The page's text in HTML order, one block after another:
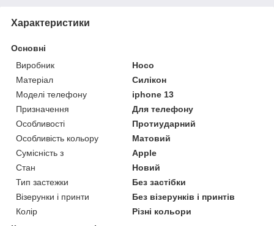
Характеристики
Основні
Виробник
Hoco
Матеріал
Силікон
Моделі телефону
iphone 13
Призначення
Для телефону
Особливості
Протиударний
Особливість кольору
Матовий
Сумісність з
Apple
Стан
Новий
Тип застежки
Без застібки
Візерунки і принти
Без візерунків і принтів
Колір
Різні кольори